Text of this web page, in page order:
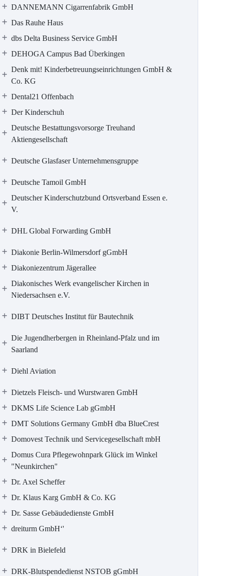
DANNEMANN Cigarrenfabrik GmbH
Das Rauhe Haus
dbs Delta Business Service GmbH
DEHOGA Campus Bad Überkingen
Denk mit! Kinderbetreuungseinrichtungen GmbH &
Co. KG
Dental21 Offenbach
Der Kinderschuh
Deutsche Bestattungsvorsorge Treuhand
Aktiengesellschaft
Deutsche Glasfaser Unternehmensgruppe
Deutsche Tamoil GmbH
Deutscher Kinderschutzbund Ortsverband Essen e.
V.
DHL Global Forwarding GmbH
Diakonie Berlin-Wilmersdorf gGmbH
Diakoniezentrum Jägerallee
Diakonisches Werk evangelischer Kirchen in
Niedersachsen e.V.
DIBT Deutsches Institut für Bautechnik
Die Jugendherbergen in Rheinland-Pfalz und im
Saarland
Diehl Aviation
Dietzels Fleisch- und Wurstwaren GmbH
DKMS Life Science Lab gGmbH
DMT Solutions Germany GmbH dba BlueCrest
Domovest Technik und Servicegesellschaft mbH
Domus Cura Pflegewohnpark Glück im Winkel
"Neunkirchen"
Dr. Axel Scheffer
Dr. Klaus Karg GmbH & Co. KG
Dr. Sasse Gebäudedienste GmbH
dreiturm GmbH‘'
DRK in Bielefeld
DRK-Blutspendedienst NSTOB gGmbH